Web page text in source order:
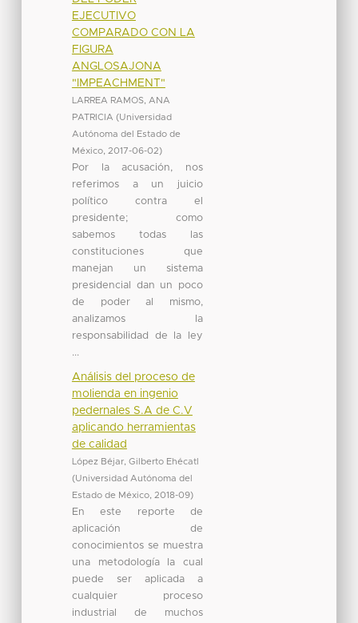
EJECUTIVO
COMPARADO CON LA
FIGURA
ANGLOSAJONA
"IMPEACHMENT"
LARREA RAMOS, ANA
PATRICIA (Universidad
Autónoma del Estado de
México, 2017-06-02)
Por la acusación, nos
referimos a un juicio
político contra el
presidente; como
sabemos todas las
constituciones que
manejan un sistema
presidencial dan un poco
de poder al mismo,
analizamos la
responsabilidad de la ley
...
Análisis del proceso de
molienda en ingenio
pedernales S.A de C.V
aplicando herramientas
de calidad
López Béjar, Gilberto Ehécatl
(Universidad Autónoma del
Estado de México, 2018-09)
En este reporte de
aplicación de
conocimientos se muestra
una metodología la cual
puede ser aplicada a
cualquier proceso
industrial de muchos